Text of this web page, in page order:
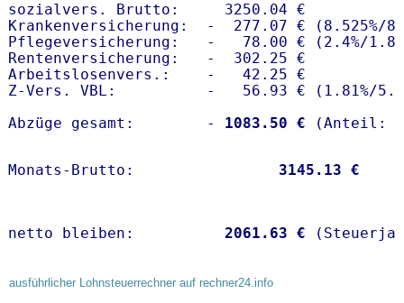
sozialvers. Brutto:     3250.04 €
Krankenversicherung:  -  277.07 € (8.525%/
Pflegeversicherung:   -   78.00 € (2.4%/
Rentenversicherung:   -  302.25 €
Arbeitslosenvers.:    -   42.25 €
Z-Vers. VBL:          -   56.93 € ( 1.81%/
Abzüge gesamt:        -
1083.50 €
Monats-Brutto: 3145.13 €
netto bleiben: 2061.63 €
ausführlicher Lohnsteuerrechner auf rechner24.info